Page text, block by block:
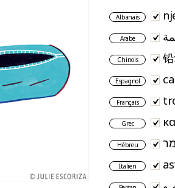
Albanais
Arabe
Chinois
Espagnol
Français
Grec
Hébreu
Italien